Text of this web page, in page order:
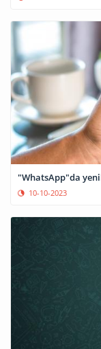
"WhatsApp"da
10-10-2023